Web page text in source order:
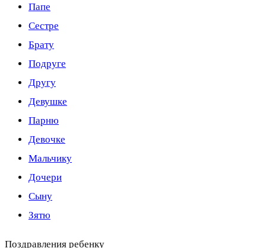
Папе
Сестре
Брату
Подруге
Другу
Девушке
Парню
Девочке
Мальчику
Дочери
Сыну
Зятю
Поздравления ребенку